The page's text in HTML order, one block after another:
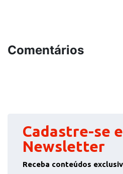
Comentários
Cadastre-se
Newsletter
Receba conteúdos